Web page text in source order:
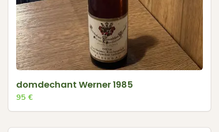
domdechant Werner 1985
95 €